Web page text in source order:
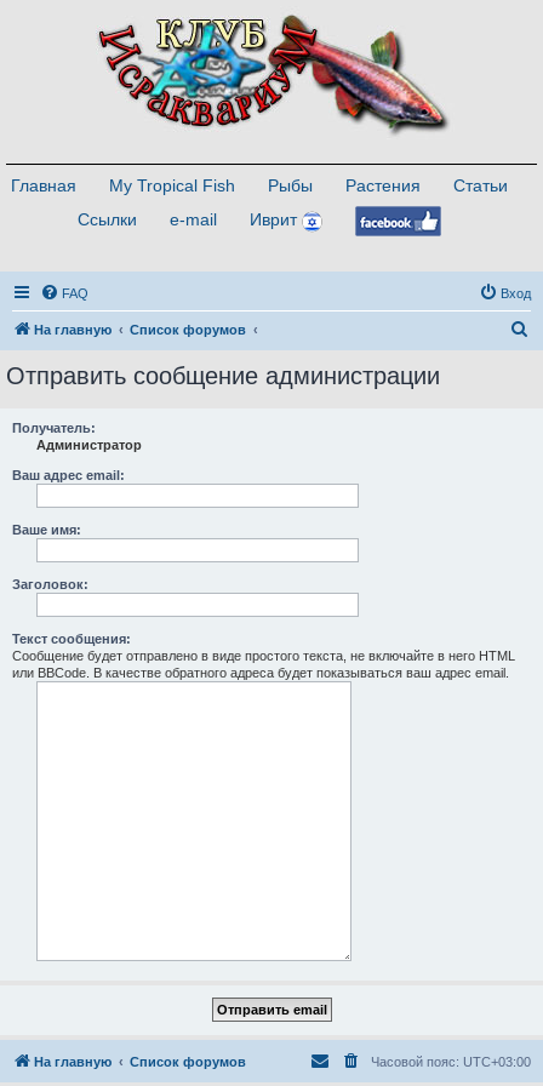
Главная My Tropical Fish Рыбы Растения
Статьи
Ссылки
e-mail Иврит
FAQ Вход
На главную Список форумов
Отправить сообщение администрации
Получатель:
Администратор
Ваш адрес email:
Ваше имя:
Заголовок:
Текст сообщения:
Сообщение будет отправлено в виде простого текста, не включайте в него HTML
или BBCode. В качестве обратного адреса будет показываться ваш адрес email.
На главную Список форумов Часовой пояс: UTC+03:00